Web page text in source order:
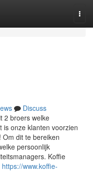
Discuss
2 broers welke
onze klanten voorzien
dit te bereiken
persoonlijk
Koffie
https://www.koffie-